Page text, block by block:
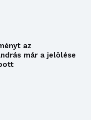
az
már a jelölése